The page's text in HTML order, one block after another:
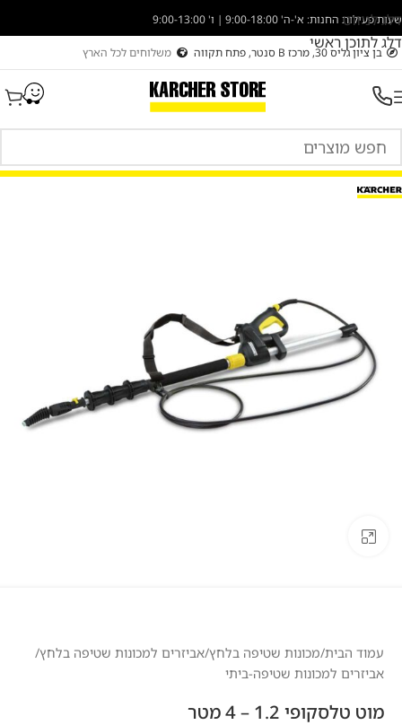
דלג לניווט
דלג לתוכן ראשי
שעות פעילות החנות: א'-ה' 9:00-18:00 | ו' 9:00-13:00
בן ציון גליס 30, מרכז B סנטר, פתח תקווה משלוחים לכל הארץ
עמוד הבית/מכונות שטיפה בלחץ/אביזרים למכונות שטיפה בלחץ/
אביזרים למכונות שטיפה-ביתי
מוט טלסקופי 1.2 – 4 מטר